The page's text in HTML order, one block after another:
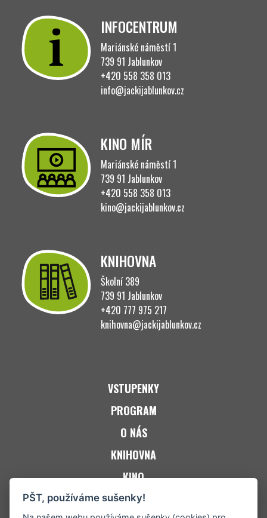
INFOCENTRUM
Mariánské náměstí 1
739 91 Jablunkov
+420 558 358 013
info@jackijablunkov.cz
KINO MÍR
Mariánské náměstí 1
739 91 Jablunkov
+420 558 358 013
kino@jackijablunkov.cz
KNIHOVNA
Školní 389
739 91 Jablunkov
+420 777 975 217
knihovna@jackijablunkov.cz
VSTUPENKY
PROGRAM
O NÁS
KNIHOVNA
KINO
ZPRAVODAJ JACKi
PŠT, používáme sušenky!